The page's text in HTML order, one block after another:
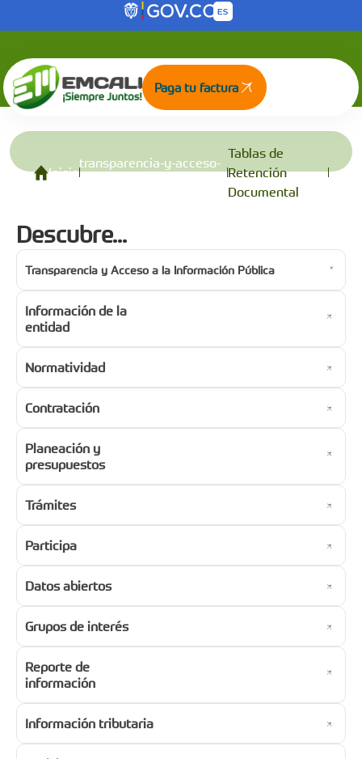
Saltar al contenido principal
Tablas de Retención Documental
Paga tu factura
Inicio
transparencia-y-acceso-
a-la-informacion-publica
Tablas de
Retención
Documental
Descubre...
Transparencia y Acceso a la Información Pública
Información de la
entidad
Normatividad
Contratación
Planeación y
presupuestos
Trámites
Participa
Datos abiertos
Grupos de interés
Reporte de
información
Información tributaria